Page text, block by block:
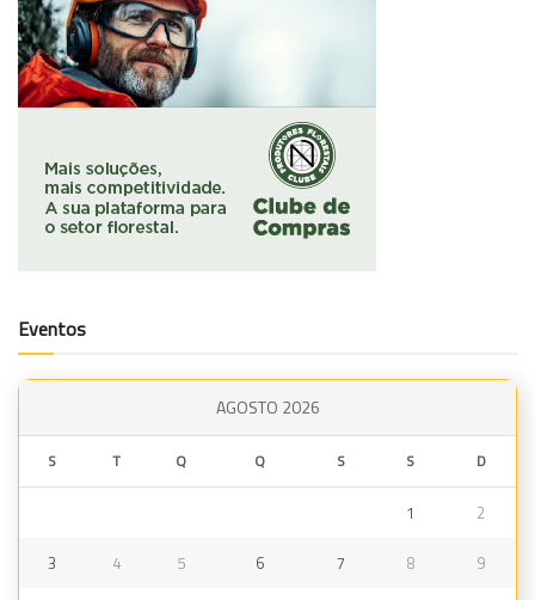
Eventos
AGOSTO 2026
S T Q Q S S D
1 2
3 4 5 6 7 8 9